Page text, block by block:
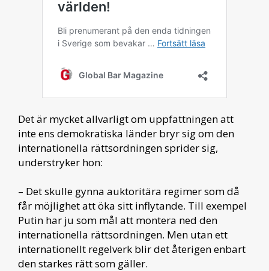
Det är mycket allvarligt om uppfattningen att
inte ens demokratiska länder bryr sig om den
internationella rättsordningen sprider sig,
understryker hon:
– Det skulle gynna auktoritära regimer som då
får möjlighet att öka sitt inflytande. Till exempel
Putin har ju som mål att montera ned den
internationella rättsordningen. Men utan ett
internationellt regelverk blir det återigen enbart
den starkes rätt som gäller.